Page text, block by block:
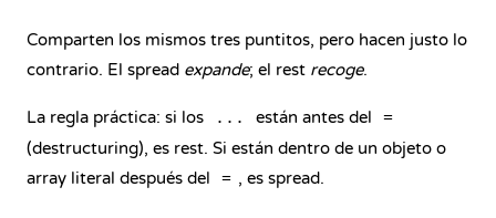
Comparten los mismos tres puntitos, pero hacen justo lo
contrario. El spread expande; el rest recoge.
La regla práctica: si los ... están antes del =
(destructuring), es rest. Si están dentro de un objeto o
array literal después del
= , es spread.